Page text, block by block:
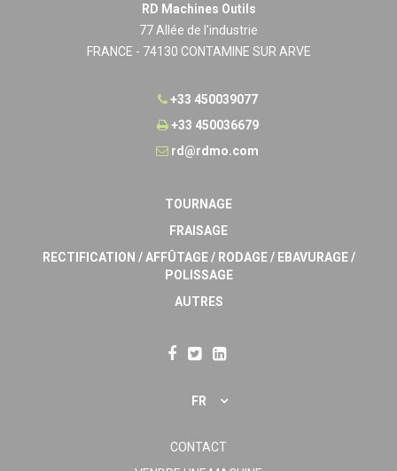
RD Machines Outils
77 Allée de l'industrie
FRANCE - 74130 CONTAMINE SUR ARVE
+33 450039077
+33 450036679
rd@rdmo.com
TOURNAGE
FRAISAGE
RECTIFICATION / AFFÛTAGE / RODAGE / EBAVURAGE /
POLISSAGE
AUTRES
FR
CONTACT